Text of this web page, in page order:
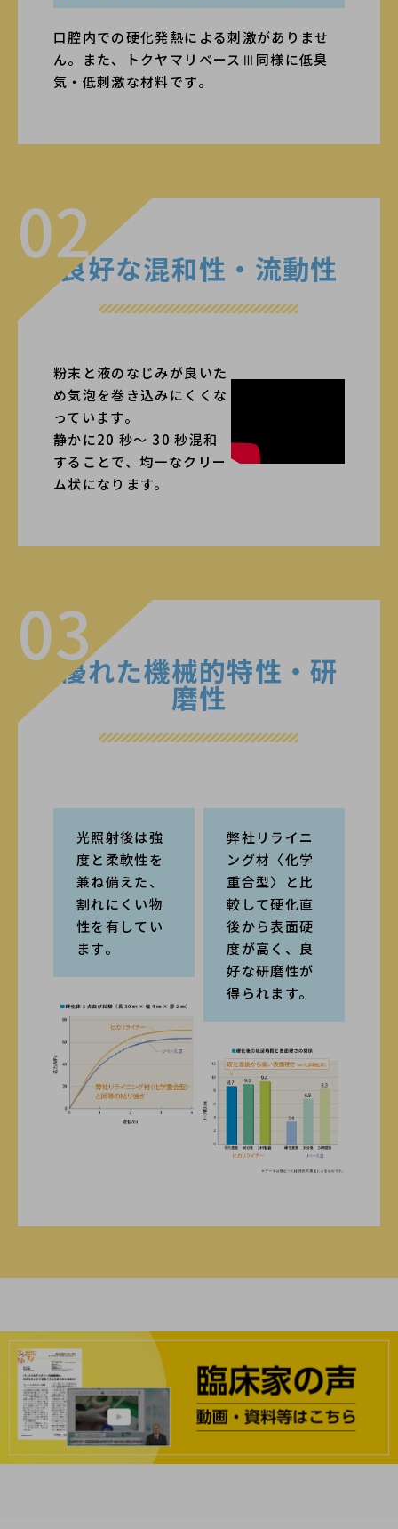
口腔内での硬化発熱による刺激がありませ
ん。また、トクヤマリベースⅢ同様に低臭
気・低刺激な材料です。
02良好な混和性・流動性
粉末と液のなじみが良いた
め気泡を巻き込みにくくな
っています。
静かに20 秒～ 30 秒混和
することで、均一なクリー
ム状になります。
03優れた機械的特性・研
磨性
光照射後は強
度と柔軟性を
兼ね備えた、
割れにくい物
性を有してい
ます。
弊社リライニ
ング材〈化学
重合型〉と比
較して硬化直
後から表面硬
度が高く、良
好な研磨性が
得られます。